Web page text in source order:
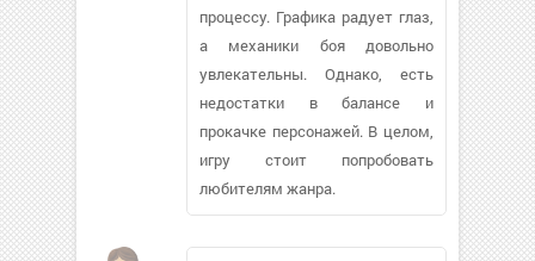
процессу. Графика радует глаз,
а механики боя довольно
увлекательны. Однако, есть
недостатки в балансе и
прокачке персонажей. В целом,
игру стоит попробовать
любителям жанра.